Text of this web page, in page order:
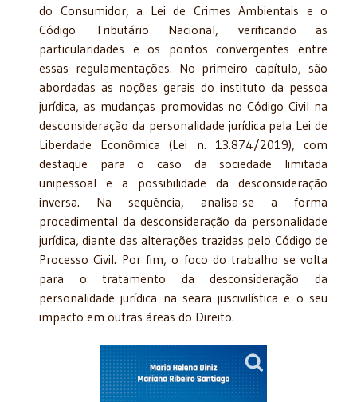
do Consumidor, a Lei de Crimes Ambientais e o
Código Tributário Nacional, verificando as
particularidades e os pontos convergentes entre
essas regulamentações. No primeiro capítulo, são
abordadas as noções gerais do instituto da pessoa
jurídica, as mudanças promovidas no Código Civil na
desconsideração da personalidade jurídica pela Lei de
Liberdade Econômica (Lei n. 13.874/2019), com
destaque para o caso da sociedade limitada
unipessoal e a possibilidade da desconsideração
inversa. Na sequência, analisa-se a forma
procedimental da desconsideração da personalidade
jurídica, diante das alterações trazidas pelo Código de
Processo Civil. Por fim, o foco do trabalho se volta
para o tratamento da desconsideração da
personalidade jurídica na seara juscivilística e o seu
impacto em outras áreas do Direito.